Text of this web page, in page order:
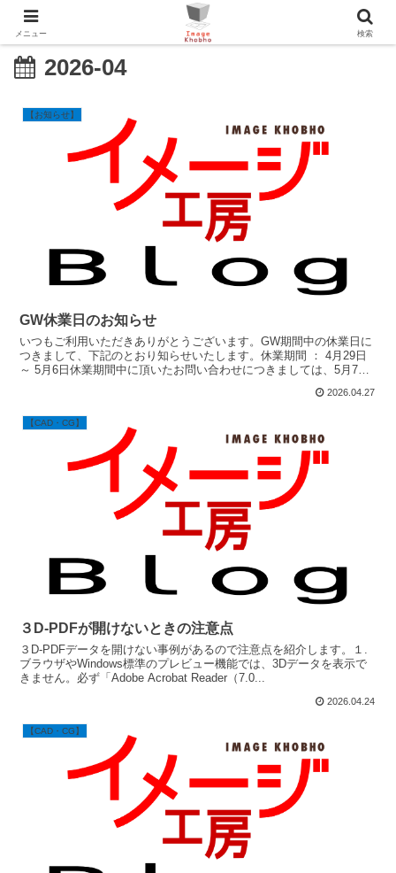
2026-04
【お知らせ】
GW休業日のお知らせ
いつもご利用いただきありがとうございます。GW期間中の休業日に
つきまして、下記のとおり知らせいたします。休業期間 ： 4月29日
～ 5月6日休業期間中に頂いたお問い合わせにつきましては、5月7日
2026.04.27
【CAD・CG】
３D-PDFが開けないときの注意点
３D-PDFデータを開けない事例があるので注意点を紹介します。１.
ブラウザやWindows標準のプレビュー機能では、3Dデータを表示で
きません。必ず「Adobe Acrobat Reader（7.0...
2026.04.24
【CAD・CG】
メニュー 検索